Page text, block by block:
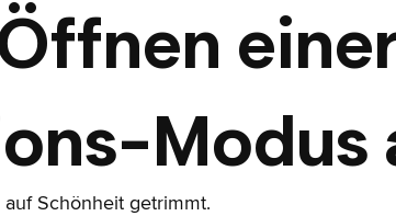
Modus
Schönheit getrimmt.